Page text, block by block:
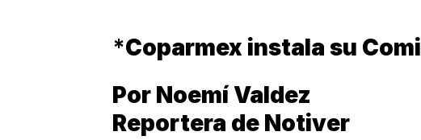
*Coparmex instala su
Por Noemí Valdez
Reportera de Notiver